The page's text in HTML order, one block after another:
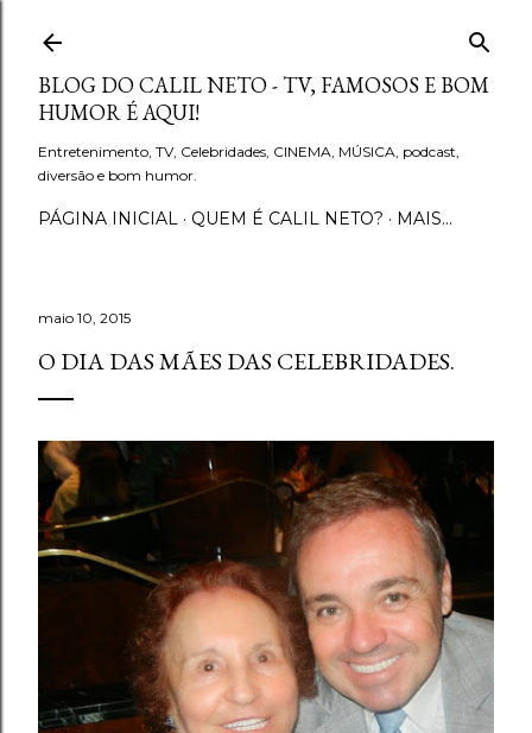
Pular para o conteúdo principal
BLOG DO CALIL NETO - TV, FAMOSOS E BOM
HUMOR É AQUI!
Entretenimento, TV, Celebridades, CINEMA, MÚSICA, podcast,
diversão e bom humor.
PÁGINA INICIAL QUEM É CALIL NETO? MAIS…
maio 10, 2015
O DIA DAS MÃES DAS CELEBRIDADES.